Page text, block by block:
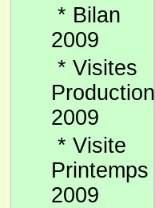
* Bilan
2009
* Visites
Production
2009
* Visite
Printemps
2009